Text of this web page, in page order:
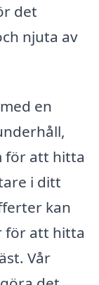
det
njuta av
en
för att hitta
i ditt
kan
för att hitta
Vår